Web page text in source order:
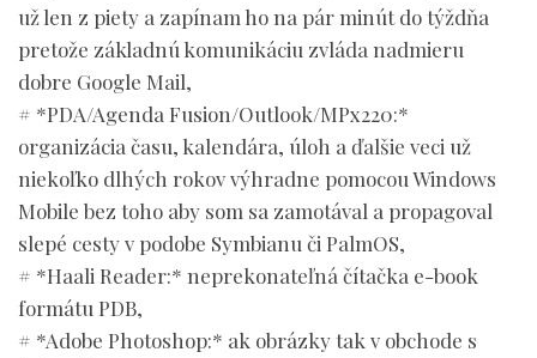
už len z piety a zapínam ho na pár minút do týždňa
pretože základnú komunikáciu zvláda nadmieru
dobre Google Mail,
# *PDA/Agenda Fusion/Outlook/MPx220:*
organizácia času, kalendára, úloh a ďalšie veci už
niekoľko dlhých rokov výhradne pomocou Windows
Mobile bez toho aby som sa zamotával a propagoval
slepé cesty v podobe Symbianu či PalmOS,
# *Haali Reader:* neprekonateľná čítačka e-book
formátu PDB,
# *Adobe Photoshop:* ak obrázky tak v obchode s